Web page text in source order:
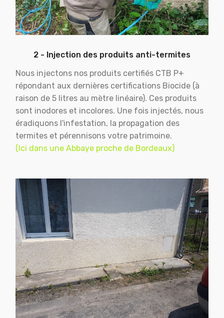
2 - Injection des produits anti-termites
Nous injectons nos produits certifiés CTB P+
répondant aux dernières certifications Biocide (à
raison de 5 litres au mètre linéaire). Ces produits
sont inodores et incolores. Une fois injectés, nous
éradiquons l'infestation, la propagation des
termites et pérennisons votre patrimoine.
(Ici dans une Abbaye proche de Bordeaux)